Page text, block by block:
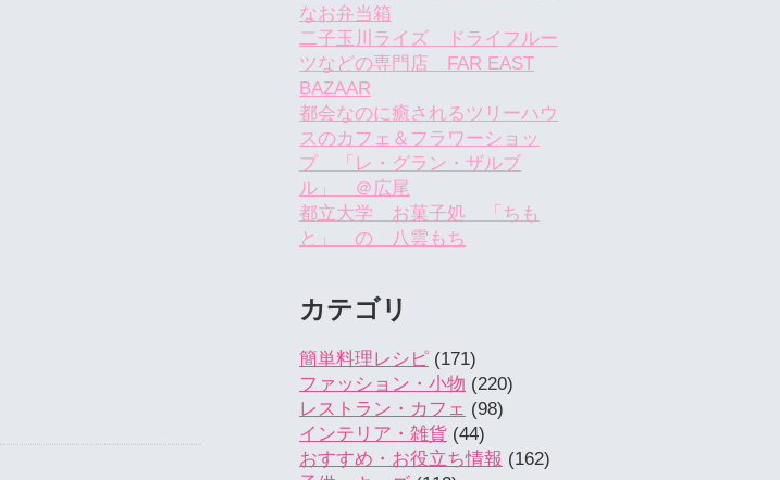
なお弁当箱
二子玉川ライズ ドライフルー
ツなどの専門店 FAR EAST
BAZAAR
都会なのに癒されるツリーハウ
スのカフェ＆フラワーショッ
プ 「レ・グラン・ザルブ
ル」 ＠広尾
都立大学 お菓子処 「ちも
と」 の 八雲もち
カテゴリ
簡単料理レシピ (171)
ファッション・小物 (220)
レストラン・カフェ (98)
インテリア・雑貨 (44)
おすすめ・お役立ち情報 (162)